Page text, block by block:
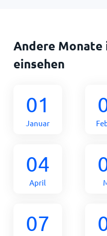
Andere Monate
einsehen
01
Januar
04
April
07